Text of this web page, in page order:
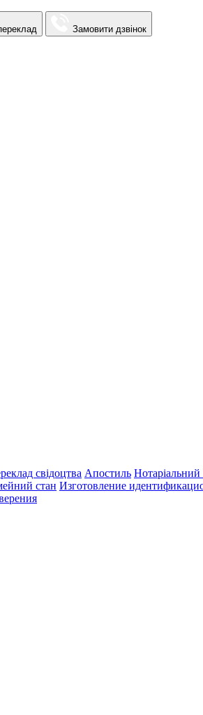
Замовити дзвінок
свідоцтва Апостиль Нотаріальний
стан Изготовление